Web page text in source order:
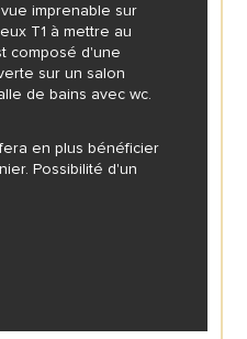
imprenable sur
T1 à mettre au
composé d'une
sur un salon
de bains avec wc.
en plus bénéficier
Possibilité d'un